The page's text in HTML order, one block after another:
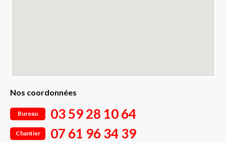
Nos coordonnées
Bureau 03 59 28 10 64
Chantier 07 61 96 34 39